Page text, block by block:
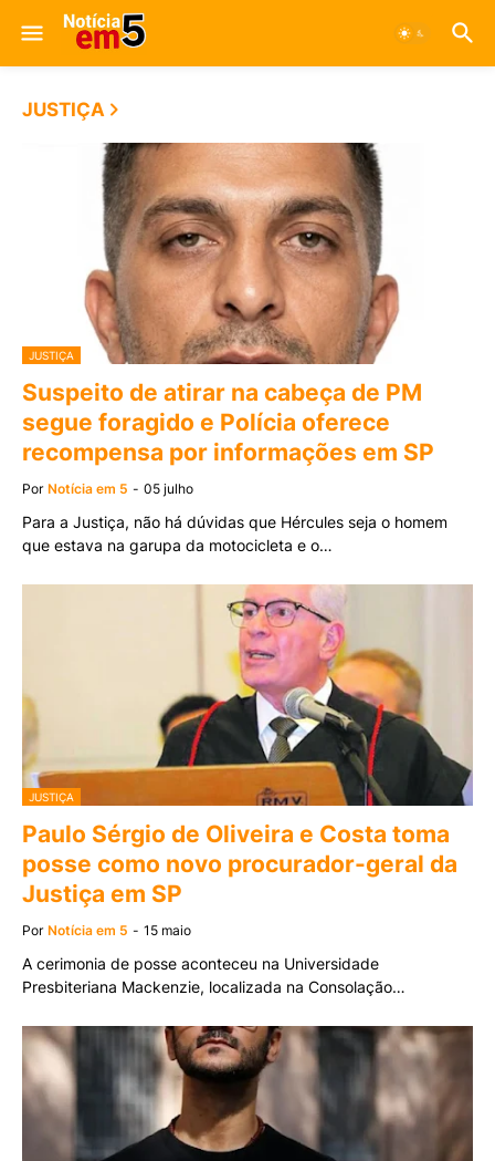
JUSTIÇA
JUSTIÇA
Suspeito de atirar na cabeça de PM
segue foragido e Polícia oferece
recompensa por informações em SP
Por Notícia em 5 - 05 julho
Para a Justiça, não há dúvidas que Hércules seja o homem
que estava na garupa da motocicleta e o…
JUSTIÇA
Paulo Sérgio de Oliveira e Costa toma
posse como novo procurador-geral da
Justiça em SP
Por Notícia em 5 - 15 maio
A cerimonia de posse aconteceu na Universidade
Presbiteriana Mackenzie, localizada na Consolação…